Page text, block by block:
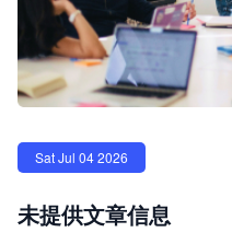
Sat Jul 04 2026
未提供文章信息